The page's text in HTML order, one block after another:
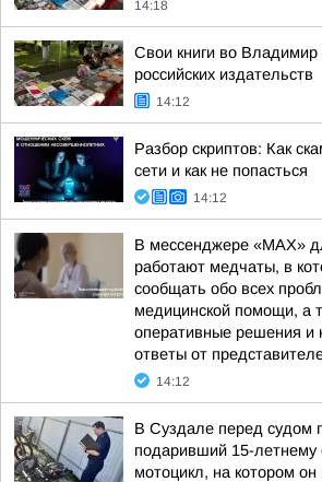
14:18
Свои книги во Владимир
российских издательств
14:12
Разбор скриптов: Как
сети и как не попасться
14:12
В мессенджере «MAX»
работают медчаты, в
сообщать обо всех
медицинской помощи, а
оперативные решения и
ответы от
14:12
В Суздале перед судом
подаривший 15-летнему
мотоцикл, на котором он